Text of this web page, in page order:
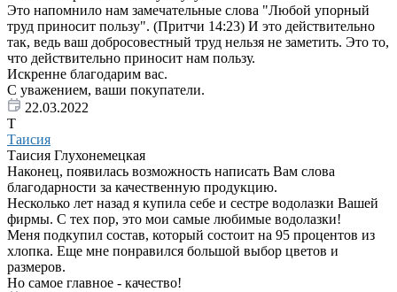
Это напомнило нам замечательные слова "Любой упорный
труд приносит пользу". (Притчи 14:23) И это действительно
так, ведь ваш добросовестный труд нельзя не заметить. Это то,
что действительно приносит нам пользу.
Искренне благодарим вас.
С уважением, ваши покупатели.
22.03.2022
Т
Таисия
Таисия Глухонемецкая
Наконец, появилась возможность написать Вам слова
благодарности за качественную продукцию.
Несколько лет назад я купила себе и сестре водолазки Вашей
фирмы. С тех пор, это мои самые любимые водолазки!
Меня подкупил состав, который состоит на 95 процентов из
хлопка. Еще мне понравился большой выбор цветов и
размеров.
Но самое главное - качество!